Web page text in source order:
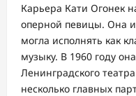
Карьера Кати Огонек
оперной певицы. Она
могла исполнять как
музыку. В 1960 году
Ленинградского
несколько главных